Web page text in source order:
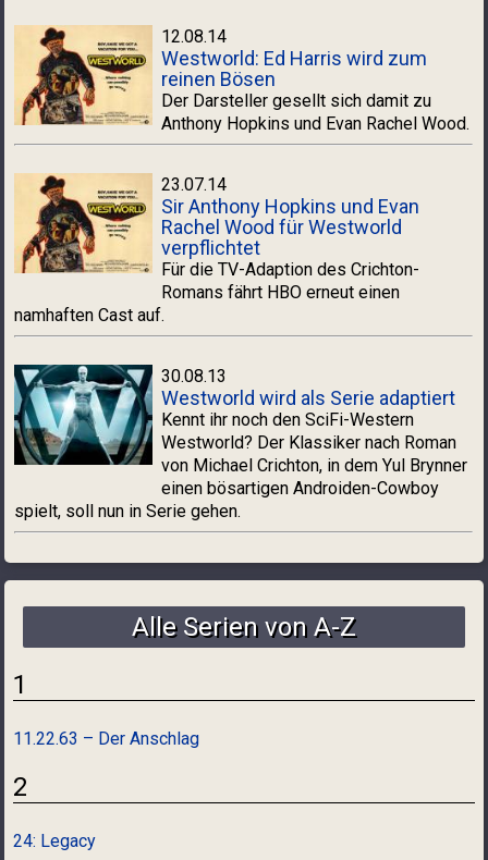
12.08.14
Westworld: Ed Harris wird zum
reinen Bösen
Der Darsteller gesellt sich damit zu
Anthony Hopkins und Evan Rachel Wood.
23.07.14
Sir Anthony Hopkins und Evan
Rachel Wood für Westworld
verpflichtet
Für die TV-Adaption des Crichton-
Romans fährt HBO erneut einen
namhaften Cast auf.
30.08.13
Westworld wird als Serie adaptiert
Kennt ihr noch den SciFi-Western
Westworld? Der Klassiker nach Roman
von Michael Crichton, in dem Yul Brynner
einen bösartigen Androiden-Cowboy
spielt, soll nun in Serie gehen.
Alle Serien von A-Z
1
11.22.63 – Der Anschlag
2
24: Legacy